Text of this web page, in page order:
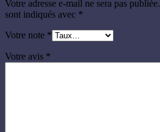
Votre adresse e-mail ne sera pas publiée.
sont indiqués avec *
Votre note *
Votre avis *